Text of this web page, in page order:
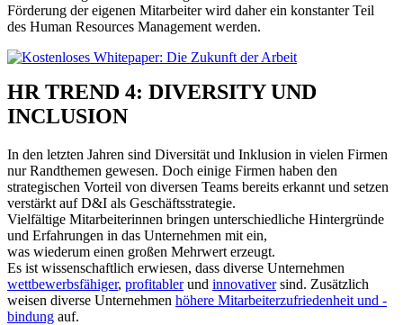
Förderung der eigenen Mitarbeiter wird daher ein konstanter Teil
des Human Resources Management werden.
HR TREND 4: DIVERSITY UND
INCLUSION
In den letzten Jahren sind Diversität und Inklusion in vielen Firmen
nur Randthemen gewesen. Doch einige Firmen haben den
strategischen Vorteil von diversen Teams bereits erkannt und setzen
verstärkt auf D&I als Geschäftsstrategie.
Vielfältige Mitarbeiterinnen bringen unterschiedliche Hintergründe
und Erfahrungen in das Unternehmen mit ein,
was wiederum einen großen Mehrwert erzeugt.
Es ist wissenschaftlich erwiesen, dass diverse Unternehmen
wettbewerbsfähiger, profitablerund innovativersind. Zusätzlich
weisen diverse Unternehmen höhere Mitarbeiterzufriedenheit und -
bindung auf.